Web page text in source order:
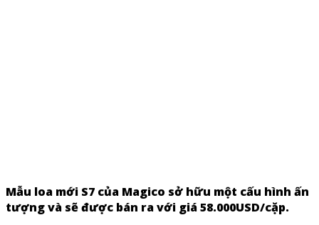
Mẫu loa mới S7 của Magico sở hữu một cấu hình ấn
tượng và sẽ được bán ra với giá 58.000USD/cặp.